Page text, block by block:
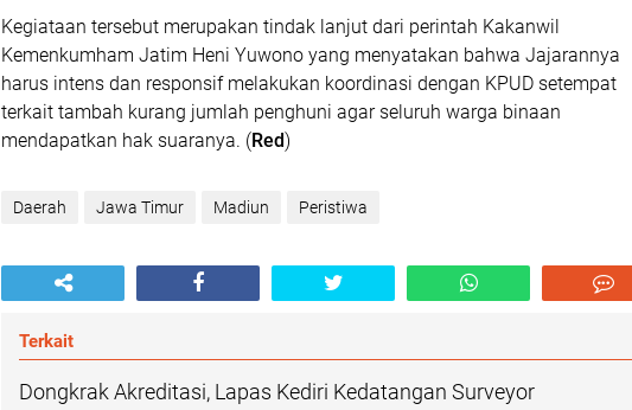
Kegiataan tersebut merupakan tindak lanjut dari perintah Kakanwil
Kemenkumham Jatim Heni Yuwono yang menyatakan bahwa Jajarannya
harus intens dan responsif melakukan koordinasi dengan KPUD setempat
terkait tambah kurang jumlah penghuni agar seluruh warga binaan
mendapatkan hak suaranya. (Red)
Daerah Jawa Timur Madiun Peristiwa
Terkait
Dongkrak Akreditasi, Lapas Kediri Kedatangan Surveyor